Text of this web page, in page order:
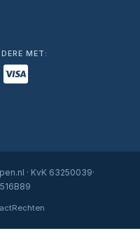
MET:
· KvK 63250039·
Rechten